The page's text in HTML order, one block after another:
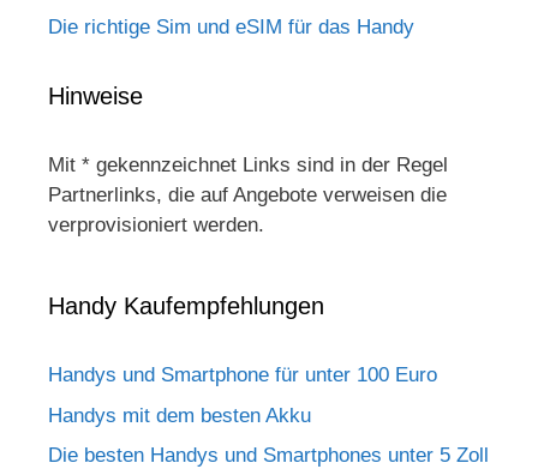
Die richtige Sim und eSIM für das Handy
Hinweise
Mit * gekennzeichnet Links sind in der Regel
Partnerlinks, die auf Angebote verweisen die
verprovisioniert werden.
Handy Kaufempfehlungen
Handys und Smartphone für unter 100 Euro
Handys mit dem besten Akku
Die besten Handys und Smartphones unter 5 Zoll